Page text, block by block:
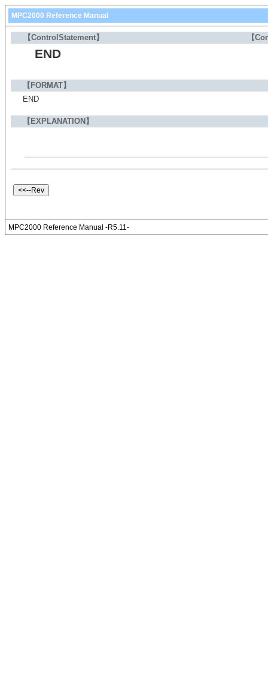
MPC2000 Reference Manual
【ControlStatement】 【
END
【FORMAT】
END
【EXPLANATION】
MPC2000 Reference Manual -R5.11-